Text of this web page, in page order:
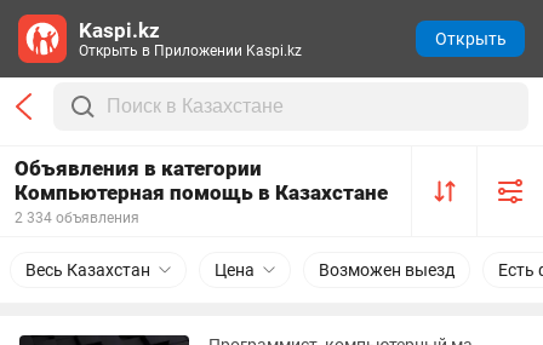
Объявления в категории
Компьютерная помощь в Казахстане
2 334 объявления
Весь Казахстан Цена Возможен выезд Есть
Kaspi.kz
Открыть в Приложении Kaspi.kz
Открыть